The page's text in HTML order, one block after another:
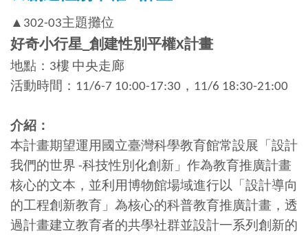
▲302-03主題攤位
好奇小行星_創建性別平權X計畫
地點：3樓 中央走廊
活動時間：11/6-7 10:00-17:30，11/6 18:30-21:00
介紹：
本計畫期望運用國立臺灣科學教育館常設展「設計
我們的世界 -科技性別化創新」作為教育推廣計畫
核心的文本，並利用博物館場域進行以「設計導向
的工程創新教育」為核心的科普教育推廣計畫，透
過計畫建立教育者的共學社群並設計一系列創新的